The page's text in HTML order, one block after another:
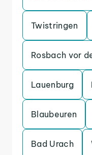
Twistringen
Rosbach vor
Lauenburg
Blaubeuren
Bad Urach